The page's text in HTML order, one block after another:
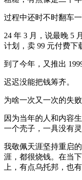
过程中还时不时翻车一
24 年 3 月，说最晚 5
计划，卖 99 元付费下
到了今年，又推出
迟迟没能把钱筹齐。
为啥一次又一次的失败
因为当年的人和内容
一个壳子，一具没有
我敬佩天涯坚持重启
涯，都很烧钱。在当
上，有点乌托邦，也